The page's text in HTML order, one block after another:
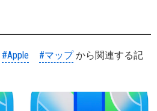
#Apple #マップから関連する記